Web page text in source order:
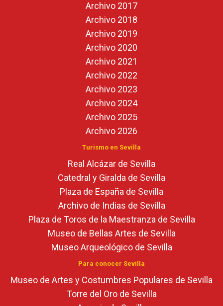
Archivo 2017
Archivo 2018
Archivo 2019
Archivo 2020
Archivo 2021
Archivo 2022
Archivo 2023
Archivo 2024
Archivo 2025
Archivo 2026
Turismo en Sevilla
Real Alcázar de Sevilla
Catedral y Giralda de Sevilla
Plaza de España de Sevilla
Archivo de Indias de Sevilla
Plaza de Toros de la Maestranza de Sevilla
Museo de Bellas Artes de Sevilla
Museo Arqueológico de Sevilla
Para conocer Sevilla
Museo de Artes y Costumbres Populares de Sevilla
Torre del Oro de Sevilla